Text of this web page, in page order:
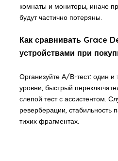
комнаты и мониторы, иначе
будут частично потеряны.
Как сравнивать Grace
устройствами при
Организуйте А/В-тест: один и
уровни, быстрый
слепой тест с ассистентом.
реверберации,
тихих фрагментах.